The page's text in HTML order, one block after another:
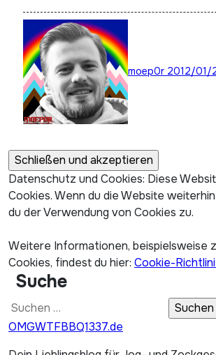
moep0r 2012/01/
Datenschutz und Cookies: Diese
Cookies. Wenn du die Website
du der Verwendung von Cookies zu.
Weitere Informationen, beispielsweise
Cookies, findest du hier: Cookie-
Suche
Suchen
nach:
OMGWTFBBQ1337.de